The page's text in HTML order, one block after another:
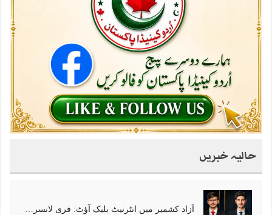
حالیہ خبریں
آزاد کشمیر میں انٹرنیٹ بلیک آؤٹ: فری لانسرز کا معاشی قتل، احتجاج شروع